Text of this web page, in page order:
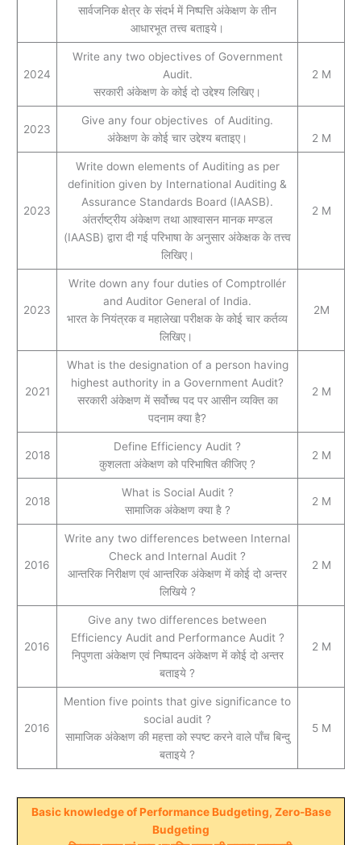
सार्वजनिक क्षेत्र के संदर्भ में निष्पत्ति अंकेक्षण के तीन
आधारभूत तत्त्व बताइये।
2024
Write any two objectives of Government
Audit.
सरकारी अंकेक्षण के कोई दो उद्देश्य लिखिए।
2 M
2023
Give any four objectives of Auditing.
अंकेक्षण के कोई चार उद्देश्य बताइए।
2 M
2023
Write down elements of Auditing as per
definition given by International Auditing &
Assurance Standards Board (IAASB).
अंतर्राष्ट्रीय अंकेक्षण तथा आश्वासन मानक मण्डल
(IAASB) द्वारा दी गई परिभाषा के अनुसार अंकेक्षक के तत्त्व
लिखिए।
2 M
2023
Write down any four duties of Comptrollér
and Auditor General of India.
भारत के नियंत्रक व महालेखा परीक्षक के कोई चार कर्तव्य
लिखिए।
2M
2021
What is the designation of a person having
highest authority in a Government Audit?
सरकारी अंकेक्षण में सर्वोच्च पद पर आसीन व्यक्ति का
पदनाम क्‍या है?
2 M
2018
Define Efficiency Audit ?
कुशलता अंकेक्षण को परिभाषित कीजिए ?
2 M
2018
What is Social Audit ?
सामाजिक अंकेक्षण क्‍या है ?
2 M
2016
Write any two differences between Internal
Check and Internal Audit ?
आन्तरिक निरीक्षण एवं आन्तरिक अंकेक्षण में कोई दो अन्तर
लिखिये ?
2 M
2016
Give any two differences between
Efficiency Audit and Performance Audit ?
निपुणता अंकेक्षण एवं निष्पादन अंकेक्षण में कोई दो अन्तर
बताइये ?
2 M
2016
Mention five points that give significance to
social audit ?
सामाजिक अंकेक्षण की महत्ता को स्पष्ट करने वाले पाँच बिन्दु
बताइये ?
5 M
Basic knowledge of Performance Budgeting, Zero-Base
Budgeting